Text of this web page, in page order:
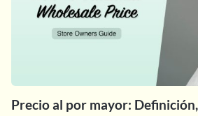
Precio al por mayor: